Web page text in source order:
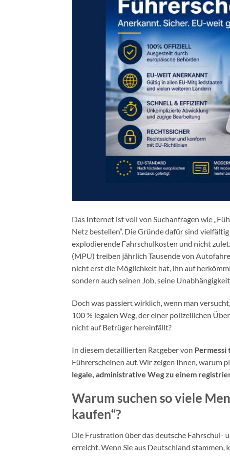
Das Internet ist voll von Suchanfragen wie
Netz bestellen“. Die Gründe dafür sind
explodierende Fahrschulkosten und nicht
(MPU) treiben jährlich Tausende von
nicht erst die Möglichkeit hat, ihn auf
sondern auch seinen Job, seine
Doch was passiert wirklich, wenn man
100 % legalen Weg, der einer polizeilichen
nicht auf Betrüger hereinfällt?
In diesem detaillierten Ratgeber von Permessi
Führerscheinen auf. Wir zeigen Ihnen, warum
legale, administrative Weg zu einem
Warum suchen so viele
kaufen“?
Die Frustration über das deutsche Fahrschul-
erreicht. Wenn Sie aus Deutschland stammen,